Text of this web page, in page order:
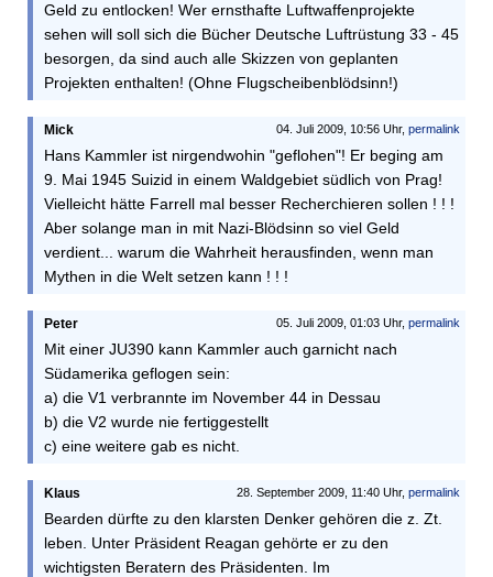
Geld zu entlocken! Wer ernsthafte Luftwaffenprojekte
sehen will soll sich die Bücher Deutsche Luftrüstung 33 - 45
besorgen, da sind auch alle Skizzen von geplanten
Projekten enthalten! (Ohne Flugscheibenblödsinn!)
04. Juli 2009, 10:56 Uhr, permalink
Mick
Hans Kammler ist nirgendwohin "geflohen"! Er beging am
9. Mai 1945 Suizid in einem Waldgebiet südlich von Prag!
Vielleicht hätte Farrell mal besser Recherchieren sollen ! ! !
Aber solange man in mit Nazi-Blödsinn so viel Geld
verdient... warum die Wahrheit herausfinden, wenn man
Mythen in die Welt setzen kann ! ! !
05. Juli 2009, 01:03 Uhr, permalink
Peter
Mit einer JU390 kann Kammler auch garnicht nach
Südamerika geflogen sein:
a) die V1 verbrannte im November 44 in Dessau
b) die V2 wurde nie fertiggestellt
c) eine weitere gab es nicht.
28. September 2009, 11:40 Uhr, permalink
Klaus
Bearden dürfte zu den klarsten Denker gehören die z. Zt.
leben. Unter Präsident Reagan gehörte er zu den
wichtigsten Beratern des Präsidenten. Im